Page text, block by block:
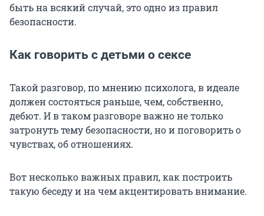
быть на всякий случай, это одно из правил
безопасности.
Как говорить с детьми о сексе
Такой разговор, по мнению психолога, в идеале
должен состояться раньше, чем, собственно,
дебют. И в таком разговоре важно не только
затронуть тему безопасности, но и поговорить о
чувствах, об отношениях.
Вот несколько важных правил, как построить
такую беседу и на чем акцентировать внимание.